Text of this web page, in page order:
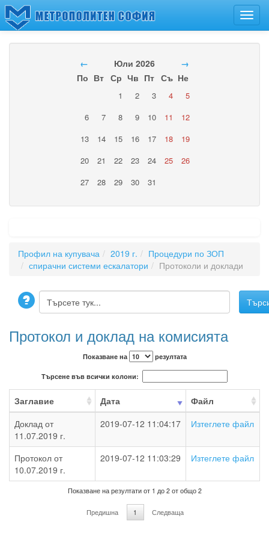
← Юли 2026
→
По Вт Ср Чв Пт Съ Не
1 2 3 4
5
6
7 8 9 10 11
12
13
14 15 16 17 18
19
20
21 22 23 24 25
26
27
28 29 30 31
Профил на купувача 2019 г.
Процедури по ЗОП
спирачни системи ескалатори
Протоколи и доклади
Протокол и доклад на комисията
Показване на резултата
Търсене във всички колони:
Заглавие Дата
Файл
Доклад от
11.07.2019 г.
2019-07-12 11:04:17 Изтеглете файл
Протокол от
10.07.2019 г.
2019-07-12 11:03:29 Изтеглете файл
Показване на резултати от 1 до 2 от общо 2
Предишна 1 Следваща